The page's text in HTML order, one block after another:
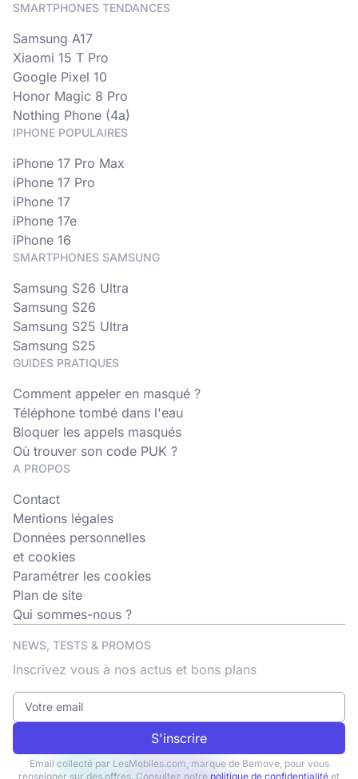
SMARTPHONES TENDANCES
Samsung A17
Xiaomi 15 T Pro
Google Pixel 10
Honor Magic 8 Pro
Nothing Phone (4a)
IPHONE POPULAIRES
iPhone 17 Pro Max
iPhone 17 Pro
iPhone 17
iPhone 17e
iPhone 16
SMARTPHONES SAMSUNG
Samsung S26 Ultra
Samsung S26
Samsung S25 Ultra
Samsung S25
GUIDES PRATIQUES
Comment appeler en masqué ?
Téléphone tombé dans l'eau
Bloquer les appels masqués
Où trouver son code PUK ?
A PROPOS
Contact
Mentions légales
Données personnelles
et cookies
Paramétrer les cookies
Plan de site
Qui sommes-nous ?
NEWS, TESTS & PROMOS
Inscrivez vous à nos actus et bons plans
S'inscrire
Email collecté par LesMobiles.com, marque de Bemove, pour vous
renseigner sur des offres. Consultez notre politique de confidentialité et